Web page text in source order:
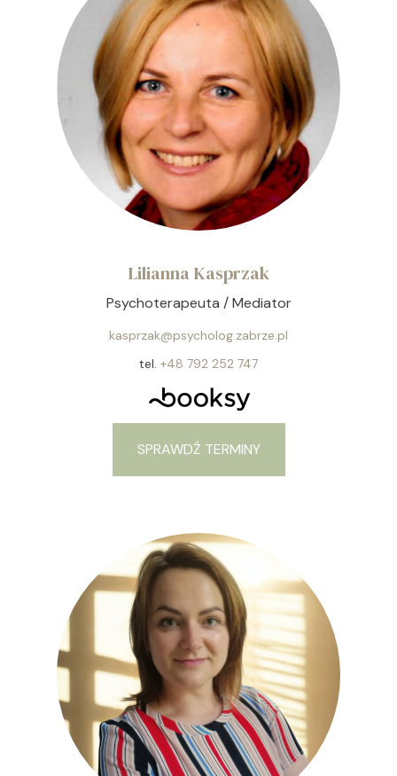
SPRAWDŹ TERMINY
Lilianna Kasprzak
Psychoterapeuta / Mediator
kasprzak@psycholog.zabrze.pl
tel. +48 792 252 747